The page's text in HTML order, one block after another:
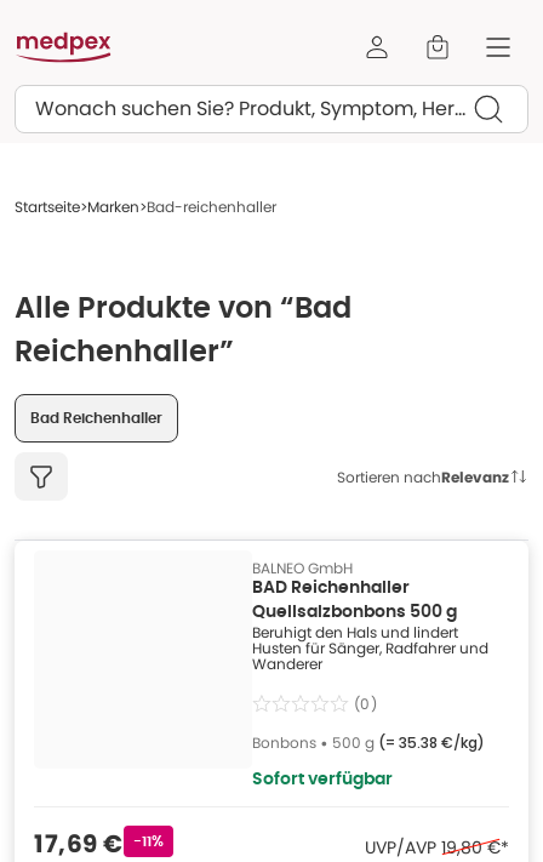
Suchen
Startseite Marken Bad-reichenhaller
Alle Produkte von “Bad
Reichenhaller”
Bad Reichenhaller
Sortieren nachRelevanz
BALNEO GmbH
BAD Reichenhaller
Quellsalzbonbons 500 g
Beruhigt den Hals und lindert
Husten für Sänger, Radfahrer und
Wanderer
(0)
Bonbons • 500 g (= 35.38 €/kg)
Sofort verfügbar
Verkaufspreis
17,69 € Rabattstempel
-11% UVP/AVP Ehemaliger
19,80 €*